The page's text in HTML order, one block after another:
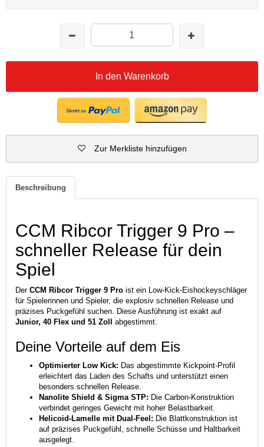
In den Warenkorb
Zur Merkliste hinzufügen
Beschreibung
CCM Ribcor Trigger 9 Pro –
schneller Release für dein
Spiel
Der CCM Ribcor Trigger 9 Pro ist ein Low-Kick-Eishockeyschläger
für Spielerinnen und Spieler, die explosiv schnellen Release und
präzises Puckgefühl suchen. Diese Ausführung ist exakt auf
Junior, 40 Flex und 51 Zoll abgestimmt.
Deine Vorteile auf dem Eis
Optimierter Low Kick: Das abgestimmte Kickpoint-Profil
erleichtert das Laden des Schafts und unterstützt einen
besonders schnellen Release.
Nanolite Shield & Sigma STP: Die Carbon-Konstruktion
verbindet geringes Gewicht mit hoher Belastbarkeit.
Helicoid-Lamelle mit Dual-Feel: Die Blattkonstruktion ist
auf präzises Puckgefühl, schnelle Schüsse und Haltbarkeit
ausgelegt.